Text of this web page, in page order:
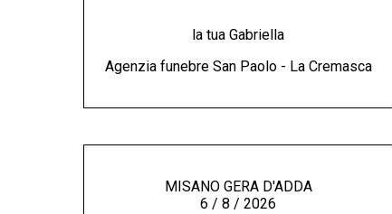
la tua Gabriella
Agenzia funebre San Paolo - La Cremasca
MISANO GERA D'ADDA
6 / 8 / 2026